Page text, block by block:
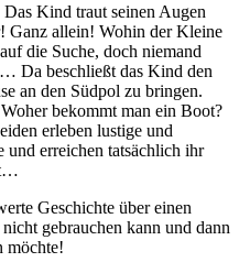
Kind traut seinen Augen
Ganz allein! Wohin der Kleine
die Suche, doch niemand
Da beschließt das Kind den
an den Südpol zu bringen.
bekommt man ein Boot?
erleben lustige und
und erreichen tatsächlich ihr
Geschichte über einen
gebrauchen kann und dann
möchte!